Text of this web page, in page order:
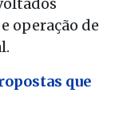
operação de
que